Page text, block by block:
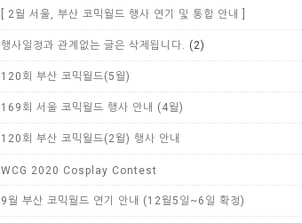
[ 2월 서울, 부산 코믹월드 행사 연기 및 통합 안내 ]
행사일정과 관계없는 글은 삭제됩니다. (2)
120회 부산 코믹월드(5월)
169회 서울 코믹월드 행사 안내 (4월)
120회 부산 코믹월드(2월) 행사 안내
WCG 2020 Cosplay Contest
9월 부산 코믹월드 연기 안내 (12월5일~6일 확정)